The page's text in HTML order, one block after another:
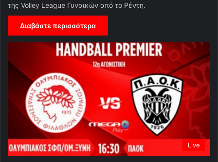
της Volley League Γυναικών από το Ρέντη.
Διαβάστε περισσότερα
Live